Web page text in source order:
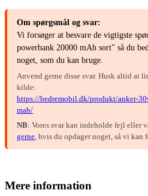
Om spørgsmål og svar:
Vi forsøger at besvare de vigtigste
powerbank 20000 mAh sort" så du
noget, som du kan bruge.
Anvend gerne disse svar. Husk altid at
kilde:
https://bedremobil.dk/produkt/anker-
mah/
NB: Vores svar kan indeholde fejl eller
gerne, hvis du opdager noget, så vi kan
Mere information